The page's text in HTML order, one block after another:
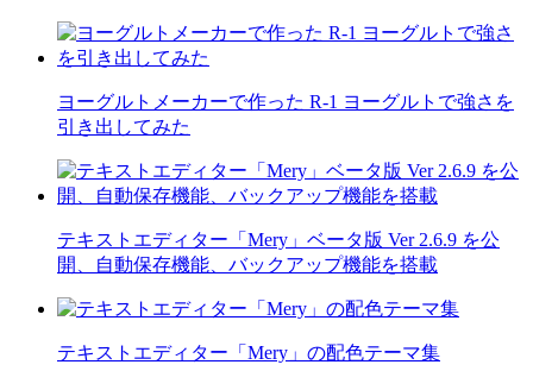
ヨーグルトメーカーで作った R-1 ヨーグルトで強さを
引き出してみた
テキストエディター「Mery」ベータ版 Ver 2.6.9 を公
開、自動保存機能、バックアップ機能を搭載
テキストエディター「Mery」の配色テーマ集